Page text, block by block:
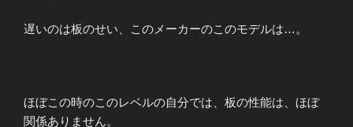
遅いのは板のせい、このメーカーのこのモデルは…。
ほぼこの時のこのレベルの自分では、板の性能は、ほぼ
関係ありません。